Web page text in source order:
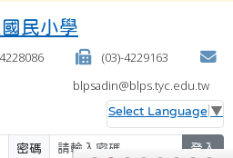
(03)-4229163
blpsadin@blps.tyc.edu.tw
Select Language ▼
密碼 登入